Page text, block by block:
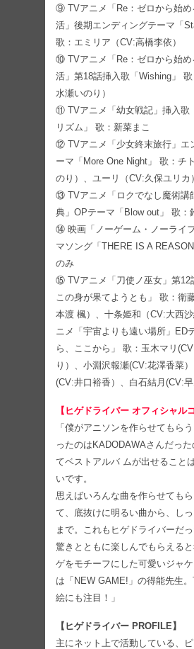
⑨ TVアニメ「Re：ゼロから始め
活」後期エンディングテーマ「
歌：エミリア（CV:高橋李依）
⑩ TVアニメ「Re：ゼロから始め
活」第18話挿入歌「Wishing」
水瀬いのり）
⑪ TVアニメ「幼女戦記」挿入歌
リズム」 歌：新菜まこ
⑫ TVアニメ「少女終末旅行」エ
ーマ「More One Night」 歌：チ
のり）、ユーリ（CV:久保ユリカ）
⑬ TVアニメ「ロクでなし魔術講
典」OPテーマ「Blow out」 歌：
⑭ 映画「ノーゲーム・ノーライ
マソング「THERE IS A
のみ
⑮ TVアニメ「刀使ノ巫女」第12
この身が果てようとも」 歌：衛
本渡 楓）、十条姫和（CV:大西
ニメ「宇宙よりも遠い場所」ED
ら、ここから」 歌：玉木マリ
り）、小淵沢報瀬(CV:花澤香菜
(CV:井口裕香）、白石結月(CV:早
【ヒゲドライバー オフィシャル
「僕がアニソンを作らせてもら
ったのはKADODAWAさんだっ
てベストアルバ ムが出せること
いです。
思えばいろんな曲を作らせても
て、底抜けに明るい曲から、し
まで。これもヒゲドライバーだっ
驚きとともに楽しんでもらえる
ゲをモチーフにした可愛いジャ
は「NEW GAME!」の得能先生。
絵にも注目！」
【ヒゲドライバー PROFILE】
主にネット上で活動している、